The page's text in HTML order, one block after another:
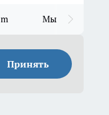
Мы в MAX
Принять